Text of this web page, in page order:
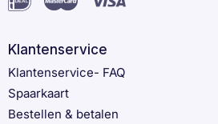
Klantenservice
Klantenservice- FAQ
Spaarkaart
Bestellen & betalen